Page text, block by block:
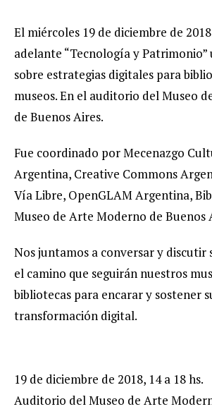
El miércoles 19 de diciembre de
adelante “Tecnología y
sobre estrategias digitales para
museos. En el auditorio del Museo
de Buenos Aires.
Fue coordinado por Mecenazgo
Argentina, Creative Commons
Vía Libre, OpenGLAM Argentina,
Museo de Arte Moderno de Buenos
Nos juntamos a conversar y discutir
el camino que seguirán nuestros
bibliotecas para encarar y sostener
transformación digital.
19 de diciembre de 2018, 14 a 18 hs.
Auditorio del Museo de Arte